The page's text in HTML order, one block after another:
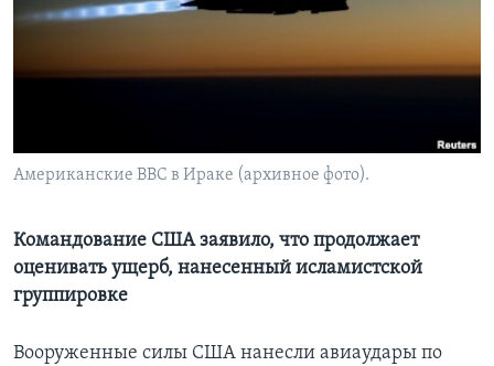
Американские ВВС в Ираке (архивное фото).
Командование США заявило, что продолжает
оценивать ущерб, нанесенный исламистской
группировке
Вооруженные силы США нанесли авиаудары по